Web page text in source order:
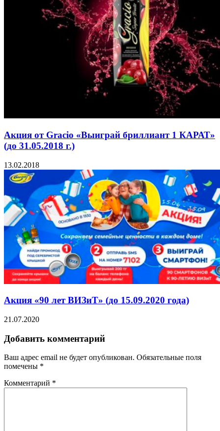
Акция от Gracio «Выиграй бриллиант 1 КАРАТ»
(до 31.05.2018 г.)
13.02.2018
Акция «90 лет ВИЗиТ» (до 15.09.2020 года)
21.07.2020
Добавить комментарий
Ваш адрес email не будет опубликован. Обязательные поля
помечены *
Комментарий *